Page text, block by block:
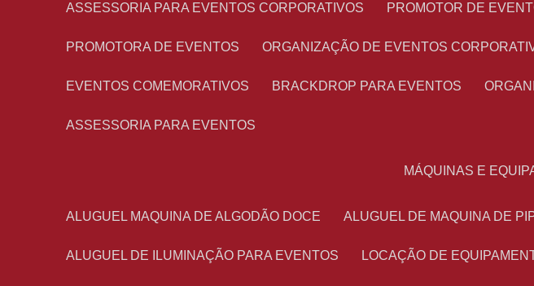
ASSESSORIA PARA EVENTOS CORPORATIVOS PROMOTOR DE
PROMOTORA DE EVENTOS ORGANIZAÇÃO DE EVENTOS
EVENTOS COMEMORATIVOS BRACKDROP PARA EVENTOS
ASSESSORIA PARA EVENTOS
MÁQUINAS E
ALUGUEL MAQUINA DE ALGODÃO DOCE ALUGUEL DE MAQUINA DE
ALUGUEL DE ILUMINAÇÃO PARA EVENTOS LOCAÇÃO DE